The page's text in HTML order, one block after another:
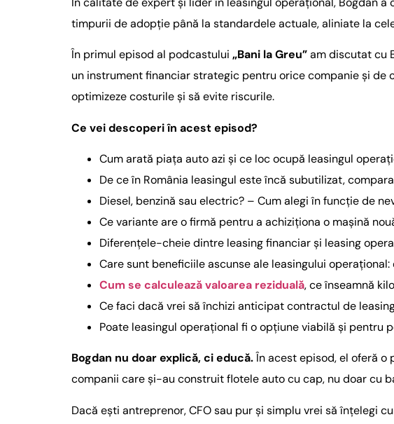
timpurii de adopție până la standardele actuale, aliniate la
În primul episod al podcastului „Bani la Greu”am discutat cu
un instrument financiar strategic pentru orice companie și
optimizeze costurile și să evite riscurile.
Ce vei descoperi în acest episod?
Cum arată piața auto azi și ce loc ocupă leasingul
De ce în România leasingul este încă subutilizat,
Diesel, benzină sau electric? – Cum alegi în funcție de
Ce variante are o firmă pentru a achiziționa o mașină
Diferențele-cheie dintre leasing financiar și leasing
Care sunt beneficiile ascunse ale leasingului
Cum se calculează valoarea reziduală, ce înseamnă
Ce faci dacă vrei să închizi anticipat contractul de
Poate leasingul operațional fi o opțiune viabilă și pentru
Bogdan nu doar explică, ci educă.În acest episod, el oferă
companii care și-au construit flotele auto cu cap, nu doar cu
Dacă ești antreprenor, CFO sau pur și simplu vrei să înțelegi